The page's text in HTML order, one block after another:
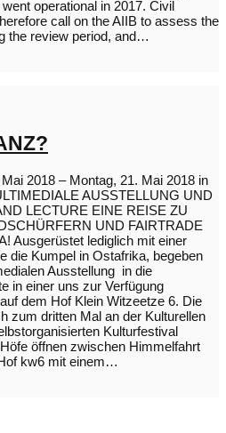
operational in 2017. Civil
call on the AIIB to assess the
the review period, and…
2018 – Montag, 21. Mai 2018 in
AUSSTELLUNG UND
LECTURE EINE REISE ZU
UND FAIRTRADE
Ausgerüstet lediglich mit einer
die Kumpel in Ostafrika, begeben
Ausstellung in die
in einer uns zur Verfügung
dem Hof Klein Witzeetze 6. Die
zum dritten Mal an der Kulturellen
Kulturfestival
öffnen zwischen Himmelfahrt
kw6 mit einem…